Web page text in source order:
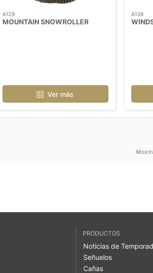
A129
MOUNTAIN SNOWROLLER
Ver más
A136
PRODUCTOS
Noticias de
Señuelos
Cañas